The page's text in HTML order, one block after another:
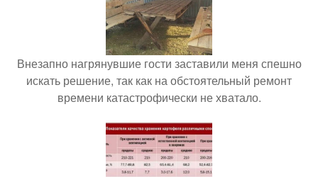
Внезапно нагрянувшие гости заставили меня спешно
искать решение, так как на обстоятельный ремонт
времени катастрофически не хватало.